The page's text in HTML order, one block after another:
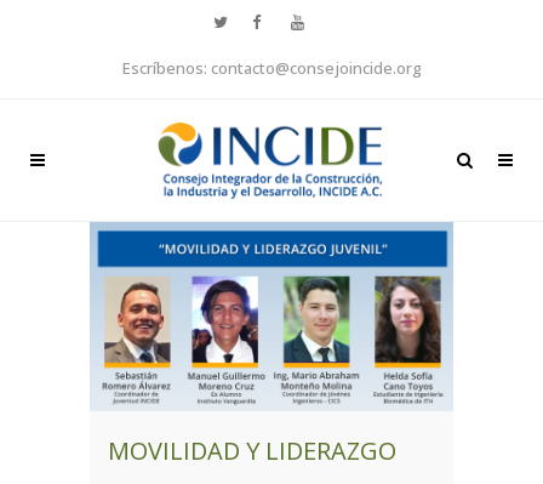
Escríbenos: contacto@consejoincide.org
MOVILIDAD Y LIDERAZGO